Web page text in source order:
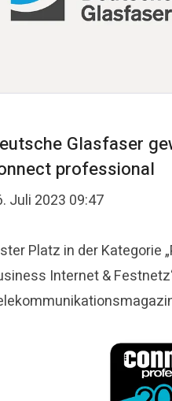
Glasfaser
professional
Juli 2023 09:47
Platz in der Kategorie
Internet &